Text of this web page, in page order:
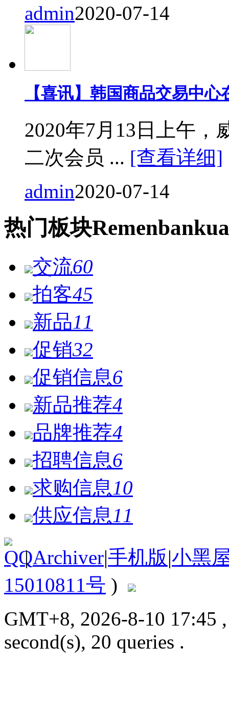
admin2020-07-14
【喜讯】韩国商品交易中
2020年7月13日上午，
二次会员 ... [查看详细]
admin2020-07-14
热门板块Remen
交流60
拍客45
新品11
促销32
促销信息6
新品推荐4
品牌推荐4
招聘信息6
求购信息 10
供应信息 11
| Archiver|手机版|小黑
15010811号 )
GMT+8, 2026-8-10 17:45
second(s), 20 queries .